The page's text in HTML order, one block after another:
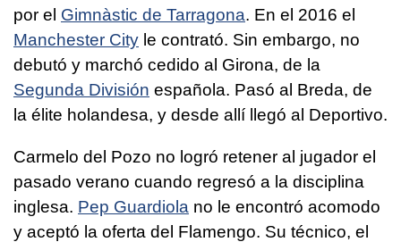
por el Gimnàstic de Tarragona. En el 2016 el
Manchester City le contrató. Sin embargo, no
debutó y marchó cedido al Girona, de la
Segunda División española. Pasó al Breda, de
la élite holandesa, y desde allí llegó al Deportivo.
Carmelo del Pozo no logró retener al jugador el
pasado verano cuando regresó a la disciplina
inglesa. Pep Guardiola no le encontró acomodo
y aceptó la oferta del Flamengo. Su técnico, el